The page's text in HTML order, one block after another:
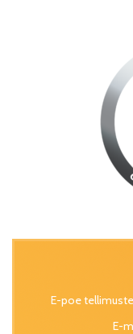
E-poe
E-